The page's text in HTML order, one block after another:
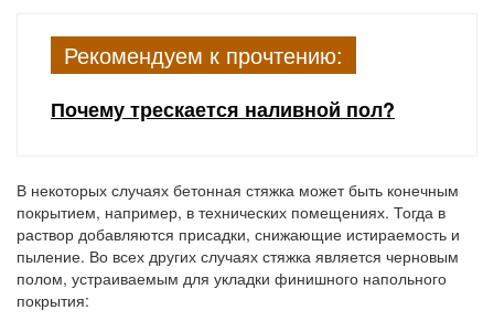
Рекомендуем к прочтению:
Почему трескается наливной пол?
В некоторых случаях бетонная стяжка может быть конечным
покрытием, например, в технических помещениях. Тогда в
раствор добавляются присадки, снижающие истираемость и
пыление. Во всех других случаях стяжка является черновым
полом, устраиваемым для укладки финишного напольного
покрытия: